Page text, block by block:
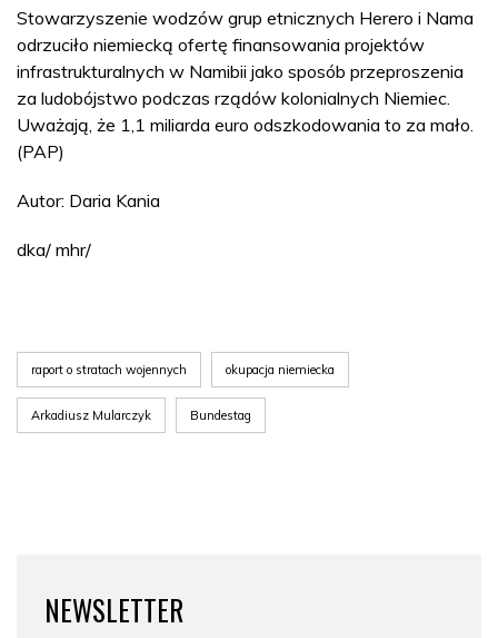
Stowarzyszenie wodzów grup etnicznych Herero i Nama
odrzuciło niemiecką ofertę finansowania projektów
infrastrukturalnych w Namibii jako sposób przeproszenia
za ludobójstwo podczas rządów kolonialnych Niemiec.
Uważają, że 1,1 miliarda euro odszkodowania to za mało.
(PAP)
Autor: Daria Kania
dka/ mhr/
raport o stratach wojennych okupacja niemiecka
Arkadiusz Mularczyk Bundestag
NEWSLETTER